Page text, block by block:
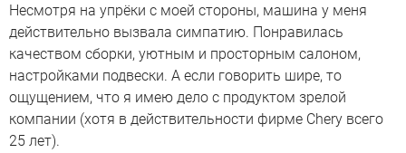
Несмотря на упрёки с моей стороны, машина у меня
действительно вызвала симпатию. Понравилась
качеством сборки, уютным и просторным салоном,
настройками подвески. А если говорить шире, то
ощущением, что я имею дело с продуктом зрелой
компании (хотя в действительности фирме Chery всего
25 лет).